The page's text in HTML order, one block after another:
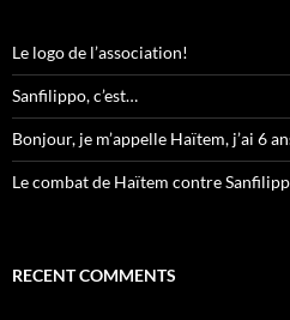
Le logo de l’association!
Sanfilippo, c’est…
Bonjour, je m’appelle Haïtem, j’ai 6
Le combat de Haïtem contre
RECENT COMMENTS